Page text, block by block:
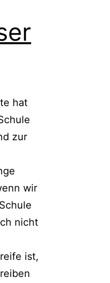
hat
zur
wir
nicht
ist,